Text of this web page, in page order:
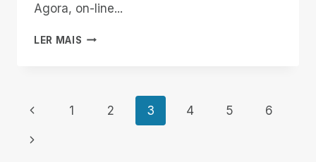
Agora, on-line...
LER MAIS OS
MEETINGS
Navegação
da
Página
Anterior
1 2 3 4 5 6
Página